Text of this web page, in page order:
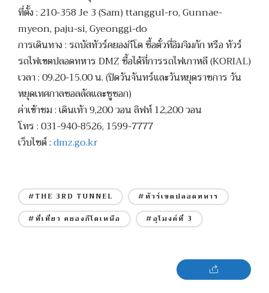
ที่ตั้ง : 210-358 Je 3 (Sam) ttanggul-ro, Gunnae-
myeon, paju-si, Gyeonggi-do
การเดินทาง : รถบัสทัวร์คยองกีโด ซื้อตั๋วที่อิมจิมกัก หรือ ทัวร์
รถไฟเขตปลอดทหาร DMZ ซื้อได้ที่การรถไฟเกาหลี (KORIAL)
เวลา : 09.20-15.00 น. (ปิดวันจันทร์และวันหยุดราชการ วัน
หยุดเทศกาลซอลลัลและชูซอก)
ค่าเข้าชม : เดินเท้า 9,200 วอน ลิฟท์ 12,200 วอน
โทร : 031-940-8526, 1599-7777
เว็บไซต์ :dmz.go.kr
#THE 3RD TUNNEL
#ทัวร์เขตปลอดทหาร
#ที่เที่ยว คยองกีโดเหนือ
#อุโมงค์ที่ 3